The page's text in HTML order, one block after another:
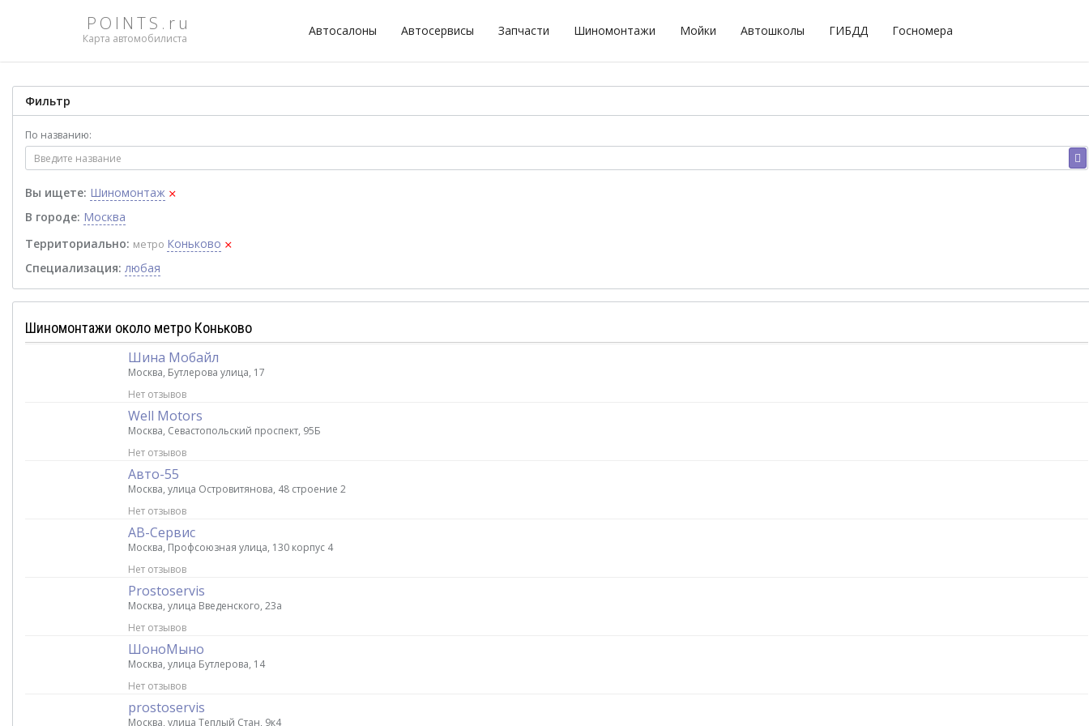
POINTS.ru
Карта автомобилиста
Автосалоны Автосервисы Запчасти Шиномонтажи Мойки Автошколы ГИБДД Госномера
Фильтр
По названию:
Вы ищете: Шиномонтаж ×
В городе: Москва
Территориально: метро Коньково ×
Специализация: любая
Шиномонтажи около метро Коньково
Шина Мобайл
Москва, Бутлерова улица, 17
Нет отзывов
Well Motors
Москва, Севастопольский проспект, 95Б
Нет отзывов
Авто-55
Москва, улица Островитянова, 48 строение 2
Нет отзывов
АВ-Сервис
Москва, Профсоюзная улица, 130 корпус 4
Нет отзывов
Prostoservis
Москва, улица Введенского, 23а
Нет отзывов
ШоноМыно
Москва, улица Бутлерова, 14
Нет отзывов
prostoservis
Москва, улица Теплый Стан, 9к4